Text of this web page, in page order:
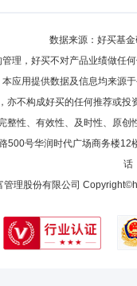
数据来源：好买基
理，好买不对产品业绩做
应用提供数据及信息均来
亦不构成好买的任何推荐或
整性、有效性、及时性、原
500号华润时代广场商务楼12
话
管理股份有限公司